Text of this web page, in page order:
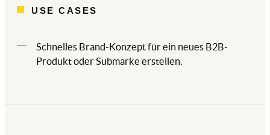
USE CASES
Schnelles Brand-Konzept für ein neues B2B-
Produkt oder Submarke erstellen.